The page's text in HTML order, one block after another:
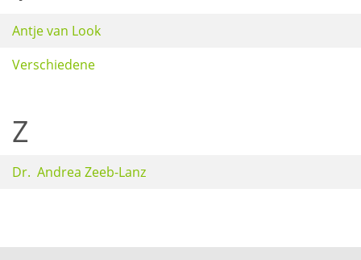
Antje van Look
Verschiedene
Z
Dr. Andrea Zeeb-Lanz